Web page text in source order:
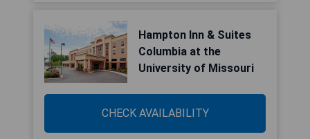
Hampton Inn & Suites
Columbia at the
University of Missouri
CHECK AVAILABILITY